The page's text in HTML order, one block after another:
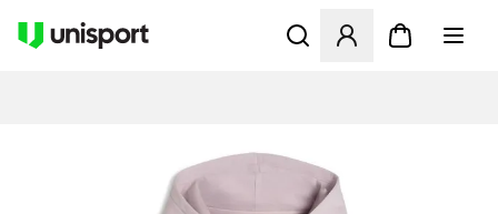
Öffnet ein Fenster zum